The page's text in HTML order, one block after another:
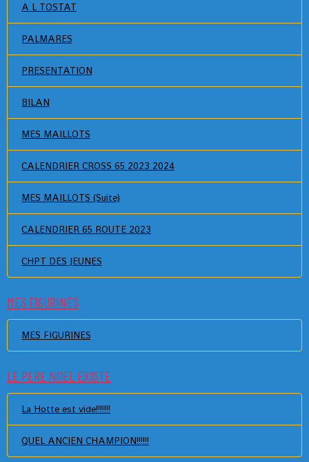
A L TOSTAT
PALMARES
PRESENTATION
BILAN
MES MAILLOTS
CALENDRIER CROSS 65 2023 2024
MES MAILLOTS (Suite)
CALENDRIER 65 ROUTE 2023
CHPT DES JEUNES
MES FIGURINES
MES FIGURINES
LE PERE NOEL EXISTE
La Hotte est vide!!!!!!!
QUEL ANCIEN CHAMPION!!!!!!